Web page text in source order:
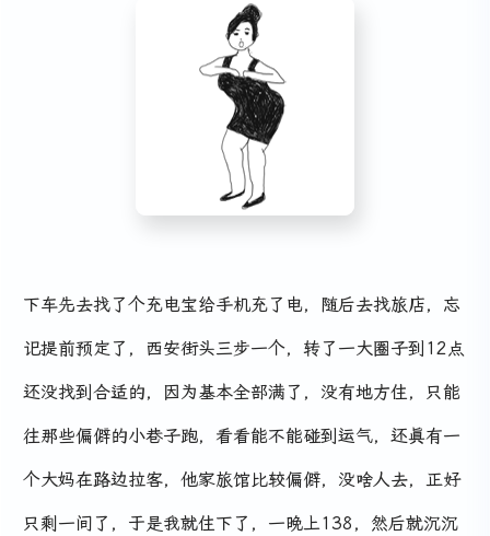
下车先去找了个充电宝给手机充了电，随后去找旅店，忘
记提前预定了，西安街头三步一个，转了一大圈子到12点
还没找到合适的，因为基本全部满了，没有地方住，只能
往那些偏僻的小巷子跑，看看能不能碰到运气，还真有一
个大妈在路边拉客，他家旅馆比较偏僻，没啥人去，正好
只剩一间了，于是我就住下了，一晚上138，然后就沉沉